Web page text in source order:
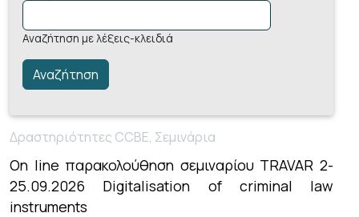
Αναζήτηση με λέξεις-κλειδιά
Δραστηριότητες CCBE, Σεμινάρια
On line παρακολούθηση σεμιναρίου TRAVAR 2-
25.09.2026 Digitalisation of criminal law
instruments